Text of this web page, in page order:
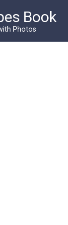
Book
Photos